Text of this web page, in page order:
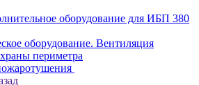
оборудование для ИБП 380
оборудование. Вентиляция
периметра